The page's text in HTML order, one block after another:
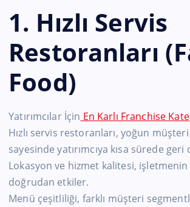
1. Hızlı Servis
Restoranları
Food)
Yatırımcılar İçin En Karlı Franchise
Hızlı servis restoranları, yoğun
sayesinde yatırımcıya kısa sürede
Lokasyon ve hizmet kalitesi, işletmenin
doğrudan etkiler.
Menü çeşitliliği, farklı müşteri